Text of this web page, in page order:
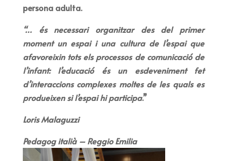
persona adulta.
“… és necessari organitzar des del primer
moment un espai i una cultura de l’espai que
afavoreixin tots els processos de comunicació de
l’infant: l’educació és un esdeveniment fet
d’interaccions complexes moltes de les quals es
produeixen si l’espai hi participa.”
Loris Malaguzzi
Pedagog italià – Reggio Emilia